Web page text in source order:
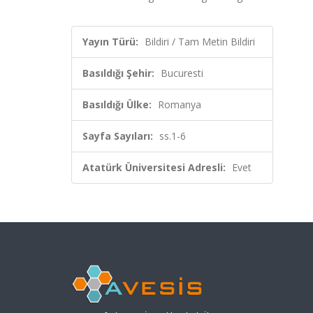
Yayın Türü: Bildiri / Tam Metin Bildiri
Basıldığı Şehir: Bucuresti
Basıldığı Ülke: Romanya
Sayfa Sayıları: ss.1-6
Atatürk Üniversitesi Adresli: Evet